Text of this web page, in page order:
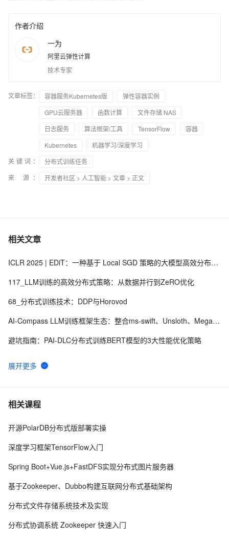
作者介绍
一为
阿里云弹性计算
技术专家
文章标签： 容器服务Kubernetes版
弹性容器实例
GPU云服务器
函数计算
文件存储 NAS
日志服务
算法框架/工具 TensorFlow
容器
Kubernetes
机器学习/深度学习
关键词：
分布式训练任务
来 源：
开发者社区 > 人工智能 > 文章 > 正文
相关文章
ICLR 2025 | EDiT：一种基于 Local SGD 策略的大模型高效分布式训练方法
117_LLM训练的高效分布式策略：从数据并行到ZeRO优化
68_分布式训练技术：DDP与Horovod
AI-Compass LLM训练框架生态：整合ms-swift、Unsloth、Megatron-LM等核心框架，涵盖全参数/PEFT训练与分布式优化
避坑指南：PAI-DLC分布式训练BERT模型的3大性能优化策略
分布式大模型训练的性能建模与调优
相关课程
开源PolarDB分布式版部署实操
深度学习框架TensorFlow入门
Spring Boot+Vue.js+FastDFS实现分布式图片服务器
基于Zookeeper、Dubbo构建互联网分布式基础架构
分布式文件存储系统技术及实现
分布式协调系统 Zookeeper 快速入门